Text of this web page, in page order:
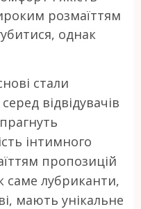
розмаїттям
однак
стали
відвідувачів
інтимного
пропозицій
саме лубриканти,
мають унікальне